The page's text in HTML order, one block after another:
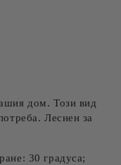
дом. Този вид
Леснен за
30 градуса;